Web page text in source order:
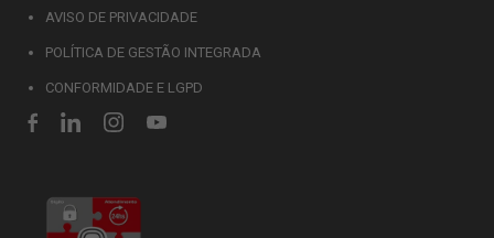
AVISO DE PRIVACIDADE
POLÍTICA DE GESTÃO INTEGRADA
CONFORMIDADE E LGPD